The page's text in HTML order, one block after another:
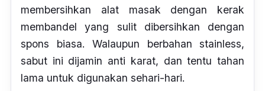
membersihkan alat masak dengan kerak
membandel yang sulit dibersihkan dengan
spons biasa. Walaupun berbahan stainless,
sabut ini dijamin anti karat, dan tentu tahan
lama untuk digunakan sehari-hari.